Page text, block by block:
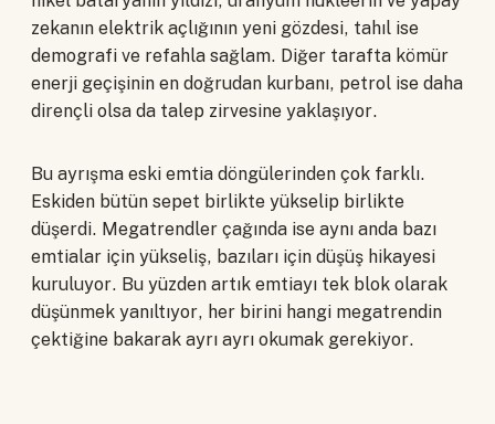
zekanın elektrik açlığının yeni gözdesi, tahıl ise
demografi ve refahla sağlam. Diğer tarafta kömür
enerji geçişinin en doğrudan kurbanı, petrol ise daha
dirençli olsa da talep zirvesine yaklaşıyor.
Bu ayrışma eski emtia döngülerinden çok farklı.
Eskiden bütün sepet birlikte yükselip birlikte
düşerdi. Megatrendler çağında ise aynı anda bazı
emtialar için yükseliş, bazıları için düşüş hikayesi
kuruluyor. Bu yüzden artık emtiayı tek blok olarak
düşünmek yanıltıyor, her birini hangi megatrendin
çektiğine bakarak ayrı ayrı okumak gerekiyor.